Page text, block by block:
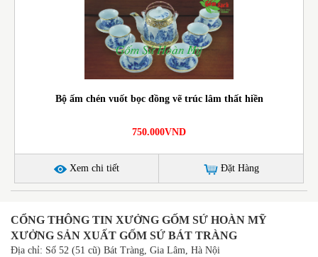
Bộ ấm chén vuốt bọc đồng vẽ trúc lâm thất hiền
750.000VND
Xem chi tiết Đặt Hàng
CỔNG THÔNG TIN XƯỞNG GỐM SỨ HOÀN MỸ
XƯỞNG SẢN XUẤT GỐM SỨ BÁT TRÀNG
Địa chỉ: Số 52 (51 cũ) Bát Tràng, Gia Lâm, Hà Nội